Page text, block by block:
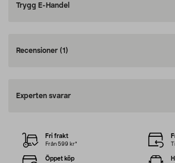
Trygg E-Handel
Recensioner (1)
Experten svarar
Fri frakt
Från 599 kr*
Öppet köp